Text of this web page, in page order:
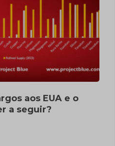
aos EUA e o
a seguir?